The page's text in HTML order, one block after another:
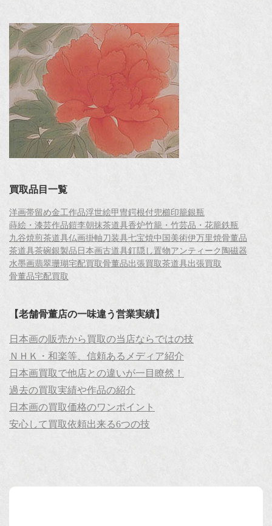
買取品目一覧
洋画帯留め金工作品浮世絵甲冑鍔根付兜櫛印籠銀瓶
蒔絵・漆芸作品鎧李朝抹茶道具香炉竹籠・竹芸品・花籠鉄瓶
九谷焼煎茶道具仏画掛軸刀装具七宝焼中国美術伊万里焼骨董品
茶道具茶碗銀製品 日本画古道具釘隠し置物アンティーク 陶磁器
水墨画翡翠珊瑚宅配買取骨董品出張買取茶道具出張買取
骨董品宅配買取
【老舗骨董店の一味違う営業実績】
日本画の販売から買取の当店ならではの技
ＮＨＫ・和楽等、信頼あるメディア紹介
日本画買取で他店との違いが一目瞭然！
過去の買取実績や作品の紹介
日本画の買取価格のワンポイント
安心して買取依頼出来る6つの技